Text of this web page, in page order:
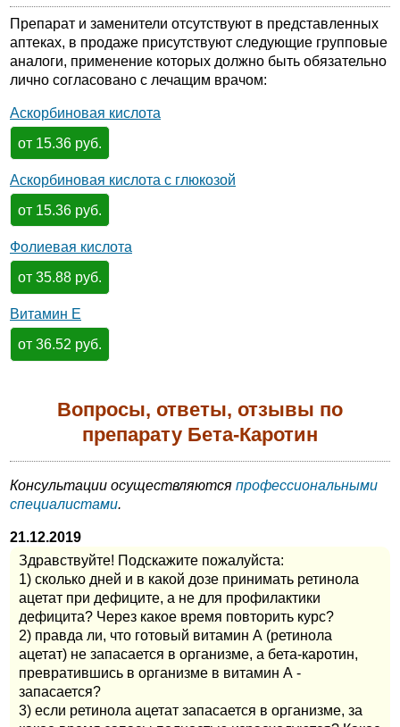
Препарат и заменители отсутствуют в представленных
аптеках, в продаже присутствуют следующие групповые
аналоги, применение которых должно быть обязательно
лично согласовано с лечащим врачом:
Аскорбиновая кислота
от 15.36 руб.
Аскорбиновая кислота с глюкозой
от 15.36 руб.
Фолиевая кислота
от 35.88 руб.
Витамин Е
от 36.52 руб.
Вопросы, ответы, отзывы по
препарату Бета-Каротин
Консультации осуществляются профессиональными
специалистами.
21.12.2019
Здравствуйте! Подскажите пожалуйста:
1) сколько дней и в какой дозе принимать ретинола
ацетат при дефиците, а не для профилактики
дефицита? Через какое время повторить курс?
2) правда ли, что готовый витамин А (ретинола
ацетат) не запасается в организме, а бета-каротин,
превратившись в организме в витамин А -
запасается?
3) если ретинола ацетат запасается в организме, за